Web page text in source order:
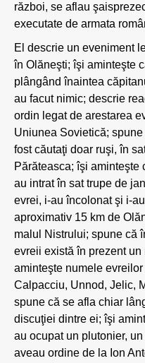
război, se aflau
executate de armata
El descrie un eveniment
în Olăneşti; îşi aminteşte
plângând înaintea
au facut nimic; descrie
ordin legat de arestarea
Uniunea Sovietică;
fost căutaţi doar ruşi, în
Părăteasca; îşi aminteşte
au intrat în sat trupe de
evrei, i-au încolonat şi i-
aproximativ 15 km de
malul Nistrului; spune că
evreii există în prezent
aminteşte numele
Calpacciu, Unnod, Jelic,
spune că se afla chiar
discuţiei dintre ei; îşi
au ocupat un plutonier,
aveau ordine de la Ion